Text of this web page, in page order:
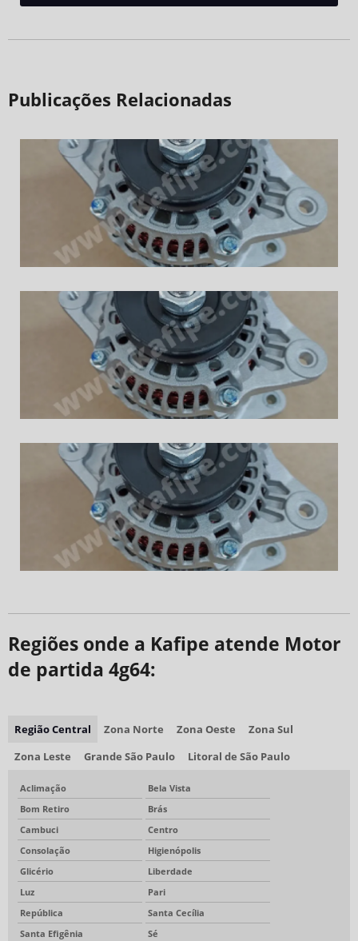
Publicações Relacionadas
Regiões onde a Kafipe atende Motor
de partida 4g64:
Região Central Zona Norte Zona Oeste
Zona Sul
Zona Leste
Grande São Paulo Litoral de São Paulo
Aclimação
Bela Vista
Bom Retiro
Brás
Cambuci
Centro
Consolação
Higienópolis
Glicério
Liberdade
Luz
Pari
República
Santa Cecília
Santa Efigênia
Sé